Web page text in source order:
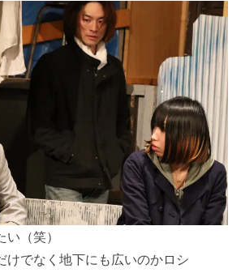
い（笑）
けでなく地下にも広いのかロシ